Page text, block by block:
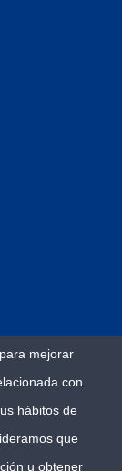
mejorar
con
hábitos de
que
u obtener